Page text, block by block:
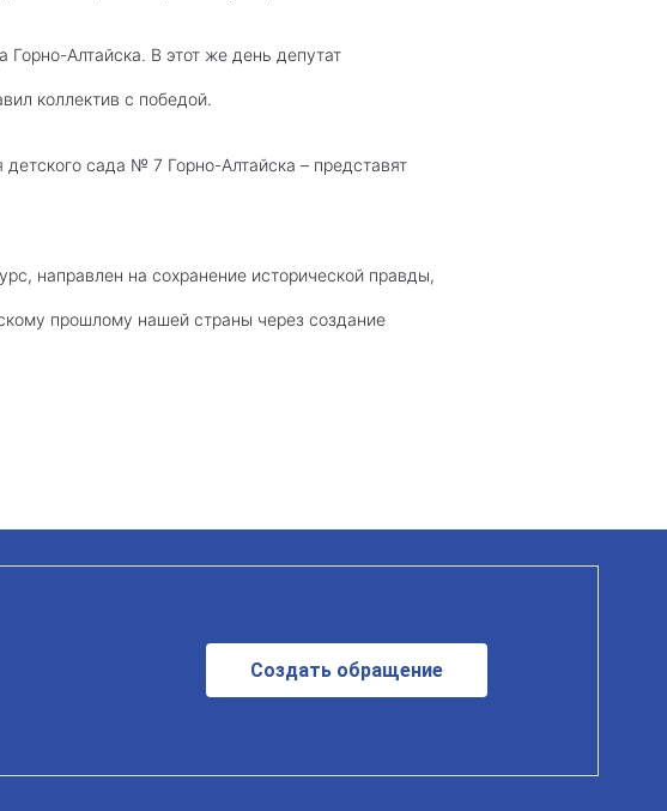
Алтайска. В этот же день депутат
коллектив с победой.
сада № 7 Горно-Алтайска – представят
направлен на сохранение исторической правды,
прошлому нашей страны через создание
Создать обращение